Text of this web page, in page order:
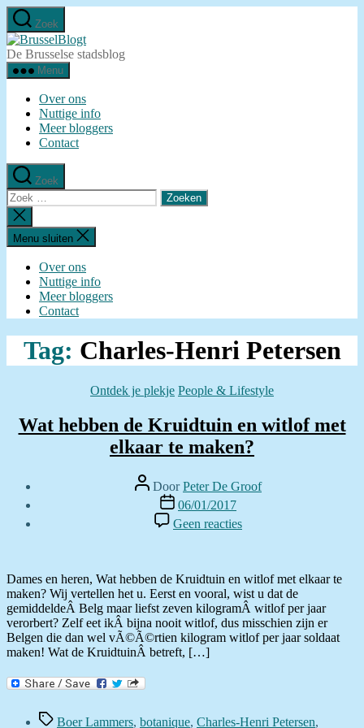
Ga
naar
de
inhoud
Zoek
BrusselBlogt
De Brusselse stadsblog
Menu
Over ons
Nuttige info
Meer bloggers
Contact
Zoek
Zoeken
naar:
Zoeken
sluiten
Menu sluiten
Over ons
Nuttige info
Meer bloggers
Contact
Tag: Charles-Henri Petersen
Categorieën
Ontdek je plekje People & Lifestyle
Wat hebben de Kruidtuin en witlof met
elkaar te maken?
Berichtauteur
DoorPeter De Groof
Berichtdatum
06/01/2017
Geen reacties
Wat
Kruidtuin
en
witlof
met
elkaar
Dames en heren, Wat hebben de Kruidtuin en witlof met elkaar te
maken? Wij vertellen het u. Eerst en vooral, wist u dat de
gemiddeldeÂ Belg maar liefst zeven kilogramÂ witlof per jaar
verorbert? Zelf eet ikÂ bijna nooit witlof, dus misschien zijn er
Belgen die dan wel vÃ©Ã©rtien kilogram witlof per jaar soldaat
maken! Wat de KruidtuinÂ betreft, […]
TagsBoer Lammers, botanique, Charles-Henri Petersen,